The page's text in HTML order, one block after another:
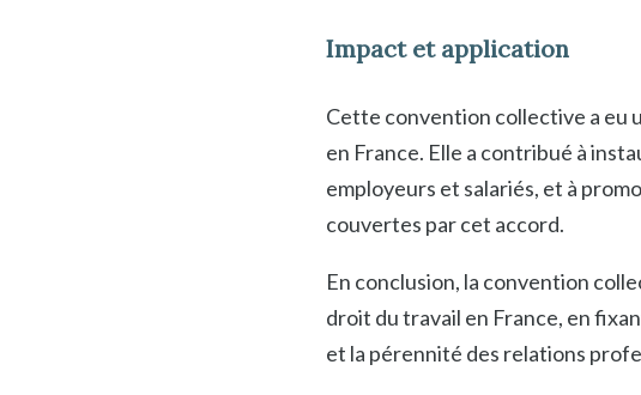
Impact et application
Cette convention collective a eu
en France. Elle a contribué à
employeurs et salariés, et à
couvertes par cet accord.
En conclusion, la convention
droit du travail en France, en
et la pérennité des relations